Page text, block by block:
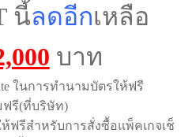
นี้ลดอีกเหลือ
บาท
ในการทำนามบัตรให้ฟรี
ฟรี(ที่บริษัท)
การสั่งซื้อแพ็คเกจเช็